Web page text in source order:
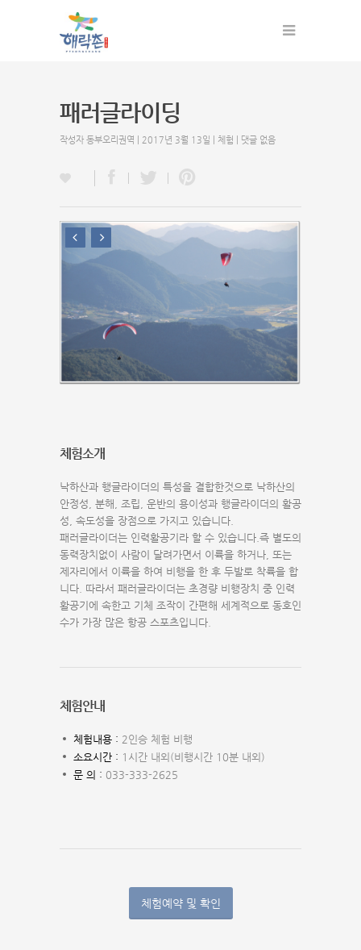
패러글라이딩
작성자 동부오리권역 | 2017년 3월 13일 | 체험 댓글 없음
체험소개
낙하산과 행글라이더의 특성을 결합한것으로 낙하산의
안정성, 분해, 조립, 운반의 용이성과 행글라이더의 활공
성, 속도성을 장점으로 가지고 있습니다.
패러글라이더는 인력활공기라 할 수 있습니다.즉 별도의
동력장치없이 사람이 달려가면서 이륙을 하거나, 또는
제자리에서 이륙을 하여 비행을 한 후 두발로 착륙을 합
니다. 따라서 패러글라이더는 초경량 비행장치 중 인력
활공기에 속한고 기체 조작이 간편해 세계적으로 동호인
수가 가장 많은 항공 스포츠입니다.
체험안내
체험내용 : 2인승 체험 비행
소요시간 : 1시간 내외(비행시간 10분 내외)
문 의 : 033-333-2625
체험예약 및 확인